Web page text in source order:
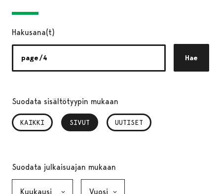
Hakusana(t)
Hae
Suodata sisältötyypin mukaan
KAIKKI SIVUT
, VALITTU UUTISET
Suodata julkaisuajan mukaan